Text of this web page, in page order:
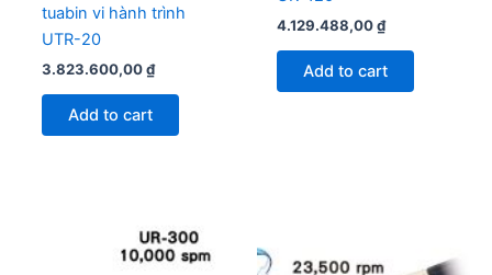
tuabin vi hành trình
UTR-20
3.823.600,00₫
Add to cart
4.129.488,00₫
Add to cart